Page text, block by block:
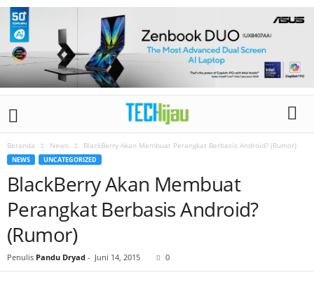
Beranda News BlackBerry Akan Membuat Perangkat Berbasis Android? (Rumor)
NEWS UNCATEGORIZED
BlackBerry Akan Membuat
Perangkat Berbasis Android?
(Rumor)
Penulis Pandu Dryad - Juni 14, 2015 0